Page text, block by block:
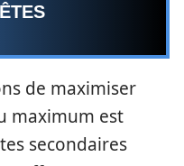
de maximiser
maximum est
secondaires